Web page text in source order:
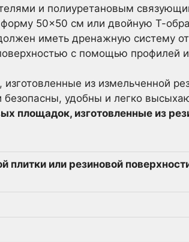
и полиуретановым
50×50 см или двойную Т-
иметь дренажную систему
с помощью профилей
из измельченной
безопасны, удобны и легко
площадок, изготовленные из
плитки или резиновой